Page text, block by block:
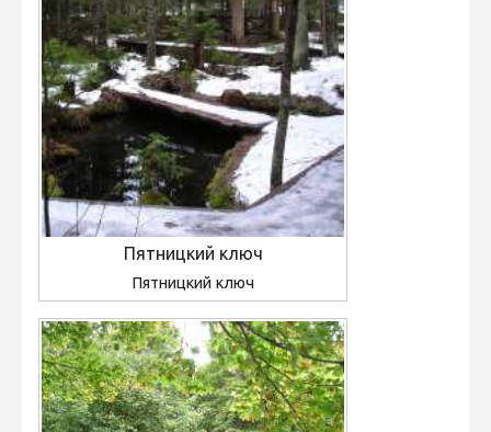
Пятницкий ключ
Пятницкий ключ